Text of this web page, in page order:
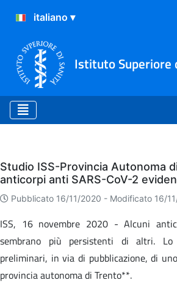
Istituto Superiore
Eventi
Studio ISS-Provincia Autonoma
anticorpi anti SARS-CoV-2
Pubblicato 16/11/2020 - Modificato 16/
ISS, 16 novembre 2020 -Alcuni
sembrano più persistenti di altri.
preliminari, in via di pubblicazione, di
provincia autonoma di Trento**.